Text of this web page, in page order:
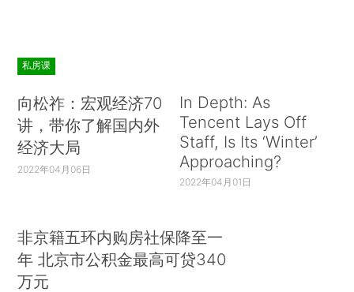
私房课
向松祚：宏观经济70
讲，带你了解国内外
经济大局
2022年04月06日
In Depth: As
Tencent Lays Off
Staff, Is Its ‘Winter’
Approaching?
2022年04月01日
非京籍五环内购房社保降至一
年 北京市公积金最高可贷340
万元